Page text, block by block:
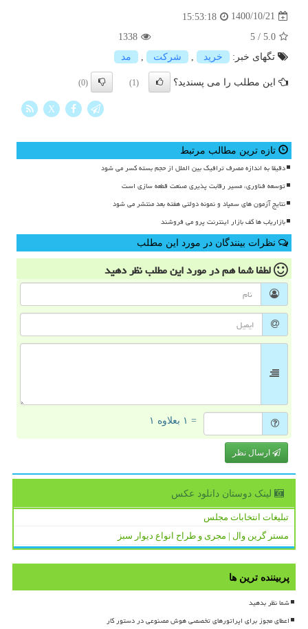
1400/10/21
15:53:18
5.0
/
5
1338
تگهای خبر:
خرید , شركت , مد
این مطلب را می پسندید؟ (1)
(0)
X
تازه ترین مطالب مرتبط
دقیقا به اندازه مصرف ترافیک بین الملل از حجم بسته کسر می شود
توسعه فناوری، مسیر رقابت پذیری صنعت قطعه سازی است
نتایج آزمون های سمپاد و نمونه دولتی هفته بعد منتشر می شود
بازاریاب ها کف بازار اینترنت پرو می فروشند
نظرات بینندگان در مورد این مطلب
لطفا شما همدر مورد این مطلبنظر دهید
= ۱ بعلاوه ۱
ارسال نظر
لینک دوستان دانلود عكس
تبلیغات انتخابات مجلس
مستر گرین وال | مجری و طراح انواع دیوار سبز
پربیننده ترین ها
شما نظر بدهید
اعطای مجوز برای اپراتورهای تخصصی هوش مصنوعی در دستور کار